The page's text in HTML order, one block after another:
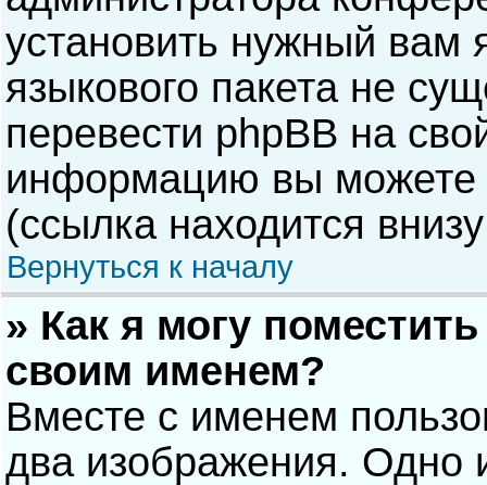
установить нужный вам
языкового пакета не
перевести phpBB на
информацию вы можете
(ссылка находится
Вернуться к началу
» Как я могу
своим именем?
Вместе с именем
два изображения. Одно